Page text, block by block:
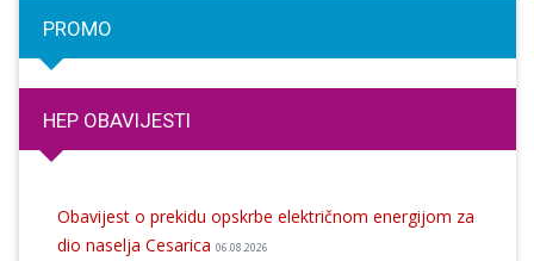
PROMO
HEP OBAVIJESTI
Obavijest o prekidu opskrbe električnom energijom za
dio naselja Cesarica 06.08.2026